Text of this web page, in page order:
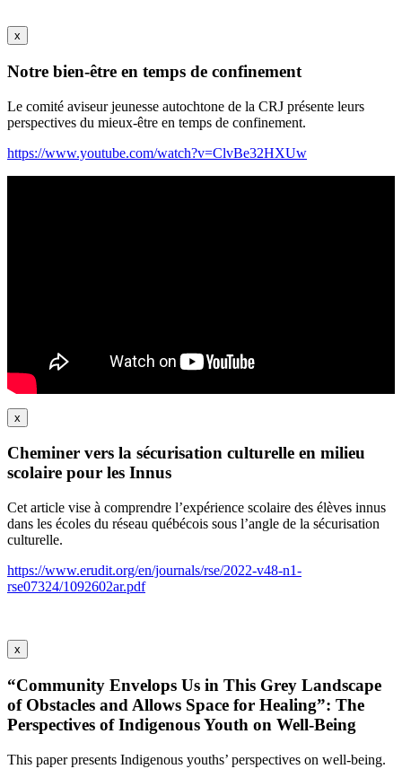
x
Notre bien-être en temps de confinement
Le comité aviseur jeunesse autochtone de la CRJ présente leurs
perspectives du mieux-être en temps de confinement.
https://www.youtube.com/watch?v=ClvBe32HXUw
x
Cheminer vers la sécurisation culturelle en milieu
scolaire pour les Innus
Cet article vise à comprendre l’expérience scolaire des élèves innus
dans les écoles du réseau québécois sous l’angle de la sécurisation
culturelle.
https://www.erudit.org/en/journals/rse/2022-v48-n1-
rse07324/1092602ar.pdf
x
“Community Envelops Us in This Grey Landscape
of Obstacles and Allows Space for Healing”: The
Perspectives of Indigenous Youth on Well-Being
This paper presents Indigenous youths’ perspectives on well-being.